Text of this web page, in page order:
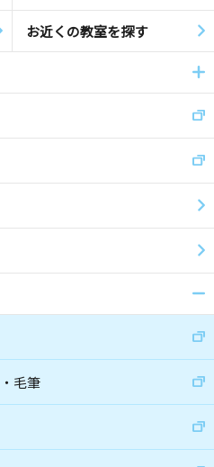
お近くの教室を探す
毛筆